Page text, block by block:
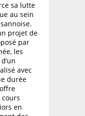
sa lutte
au sein
projet de
par
les
avec
durée
en